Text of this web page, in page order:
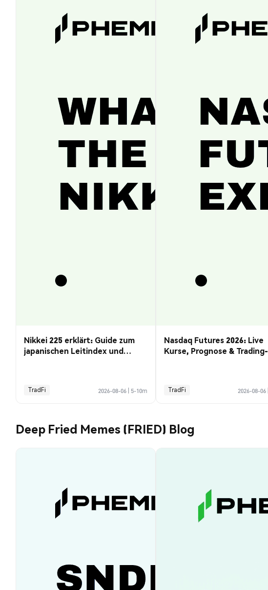
Nikkei 225 erklärt: Guide zum
japanischen Leitindex und
TradFi 2026-08-06 5-10m
Nasdaq Futures 2026: Live
Kurse, Prognose & Trading-
TradFi 2026-08-06
Deep Fried Memes (FRIED) Blog